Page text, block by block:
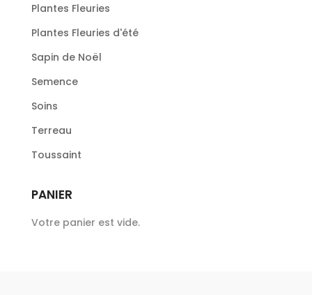
Plantes Fleuries
Plantes Fleuries d'été
Sapin de Noël
Semence
Soins
Terreau
Toussaint
PANIER
Votre panier est vide.